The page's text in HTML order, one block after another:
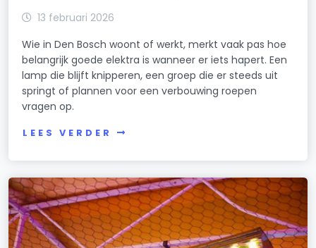
13 februari 2026
Wie in Den Bosch woont of werkt, merkt vaak pas hoe
belangrijk goede elektra is wanneer er iets hapert. Een
lamp die blijft knipperen, een groep die er steeds uit
springt of plannen voor een verbouwing roepen
vragen op.
LEES VERDER